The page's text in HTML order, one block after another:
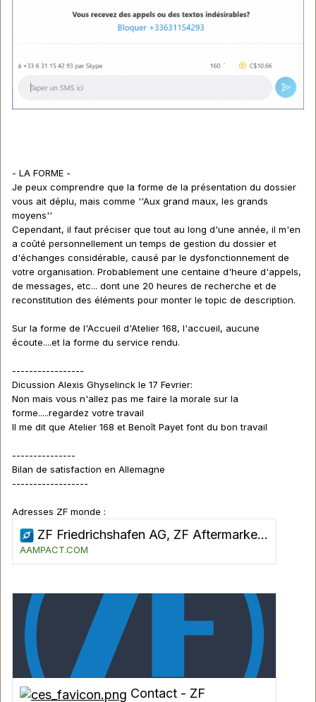
- LA FORME -
Je peux comprendre que la forme de la présentation du dossier
vous ait déplu, mais comme ''Aux grand maux, les grands
moyens''
Cependant, il faut préciser que tout au long d'une année, il m'en
a coûté personnellement un temps de gestion du dossier et
d'échanges considérable, causé par le dysfonctionnement de
votre organisation. Probablement une centaine d'heure d'appels,
de messages, etc... dont une 20 heures de recherche et de
reconstitution des éléments pour monter le topic de description.
Sur la forme de l'Accueil d'Atelier 168, l'accueil, aucune
écoute....et la forme du service rendu.
-----------------
Dicussion Alexis Ghyselinck le 17 Fevrier:
Non mais vous n'allez pas me faire la morale sur la
forme.....regardez votre travail
Il me dit que Atelier 168 et Benoît Payet font du bon travail
---------------
Bilan de satisfaction en Allemagne
------------------
Adresses ZF monde :
ZF Friedrichshafen AG, ZF Aftermarket - AAMPACT e.V.
AAMPACT.COM
Contact - ZF